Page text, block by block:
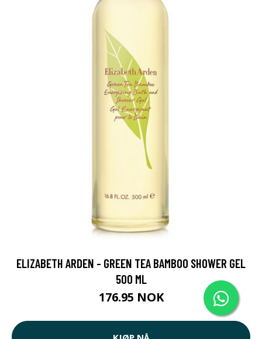
ELIZABETH ARDEN - GREEN TEA BAMBOO SHOWER GEL
500 ML
176.95 NOK